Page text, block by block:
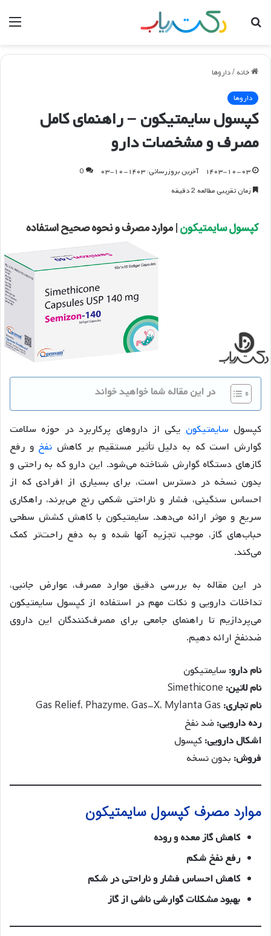
جستجو
خانه /داروها
داروها
کپسول سایمتیکون – راهنمای کامل
مصرف و مشخصات دارو
۱۴۰۳-۱۰-۰۳ آخرین بروزرسانی: ۱۴۰۳-۱۰-۰۳
0
زمان تقریبی مطالعه 2 دقیقه
در این مقاله شما خواهید خواند
کپسول سایمتیکون یکی از داروهای پرکاربرد در حوزه سلامت
گوارش است که به دلیل تأثیر مستقیم بر کاهش نفخ و رفع
گازهای دستگاه گوارش شناخته می‌شود. این دارو که به راحتی و
بدون نسخه در دسترس است، برای بسیاری از افرادی که از
احساس سنگینی، فشار و ناراحتی شکمی رنج می‌برند، راهکاری
سریع و موثر ارائه می‌دهد. سایمتیکون با کاهش کشش سطحی
حباب‌های گاز، موجب تجزیه آنها شده و به دفع راحت‌تر کمک
می‌کند.
در این مقاله به بررسی دقیق موارد مصرف، عوارض جانبی،
تداخلات دارویی و نکات مهم در استفاده از کپسول سایمتیکون
می‌پردازیم تا راهنمای جامعی برای مصرف‌کنندگان این داروی
ضدنفخ ارائه دهیم.
نام دارو: سایمتیکون
نام لاتین:
نام تجاری:
رده دارویی:ضد نفخ
اشکال دارویی:کپسول
فروش: بدون نسخه
موارد مصرف کپسول سایمتیکون
کاهش گاز معده و روده
رفع نفخ شکم
کاهش احساس فشار و ناراحتی در شکم
بهبود مشکلات گوارشی ناشی از گاز